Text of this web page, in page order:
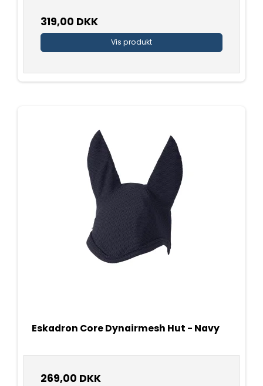
319,00 DKK
Vis produkt
Eskadron Core Dynairmesh Hut - Navy
269,00 DKK